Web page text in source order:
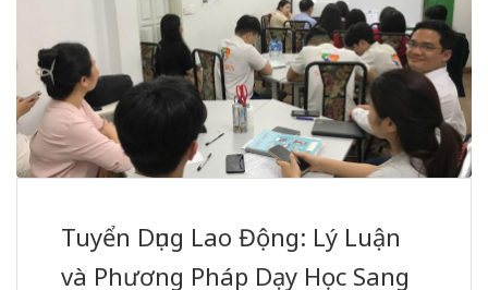
Tuyển Dụng Lao Động: Lý Luận
và Phương Pháp Dạy Học Sang